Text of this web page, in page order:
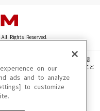
ングなど
Rights Reserved.
写真・動画・音声等を、手段や形態
複製、転載、ファイル化などすること
けない場合があります。
なる場合があります。
on our
ads and to analyze
to customize